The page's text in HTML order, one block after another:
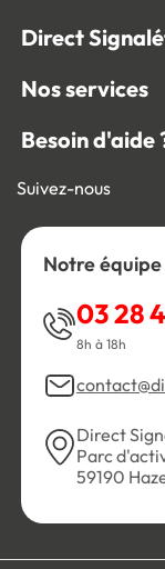
Direct
Nos services
Besoin d'aide
Suivez-nous
Notre
03 28
8h à 18h
Direct
Parc
59190